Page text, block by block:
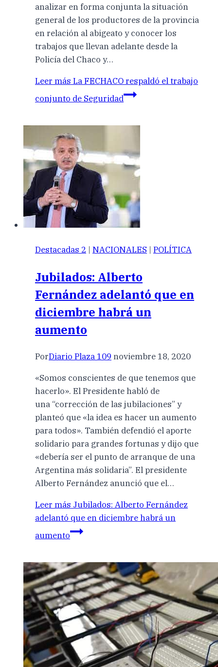
analizar en forma conjunta la situación
general de los productores de la provincia
en relación al abigeato y conocer los
trabajos que llevan adelante desde la
Policía del Chaco y…
Leer más La FECHACO respaldó el trabajo
conjunto de Seguridad
Destacadas 2 | NACIONALES | POLÍTICA
Jubilados: Alberto
Fernández adelantó que en
diciembre habrá un
aumento
PorDiario Plaza 109 noviembre 18, 2020
«Somos conscientes de que tenemos que
hacerlo». El Presidente habló de
una “corrección de las jubilaciones” y
planteó que «la idea es hacer un aumento
para todos». También defendió el aporte
solidario para grandes fortunas y dijo que
«debería ser el punto de arranque de una
Argentina más solidaria”. El presidente
Alberto Fernández anunció que el…
Leer más Jubilados: Alberto Fernández
adelantó que en diciembre habrá un
aumento